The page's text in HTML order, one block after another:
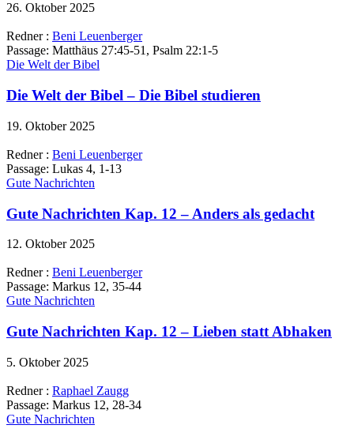
26. Oktober 2025
Redner : Beni Leuenberger
Passage: Matthäus 27:45-51, Psalm 22:1-5
Die Welt der Bibel
Die Welt der Bibel – Die Bibel studieren
19. Oktober 2025
Redner : Beni Leuenberger
Passage: Lukas 4, 1-13
Gute Nachrichten
Gute Nachrichten Kap. 12 – Anders als gedacht
12. Oktober 2025
Redner : Beni Leuenberger
Passage: Markus 12, 35-44
Gute Nachrichten
Gute Nachrichten Kap. 12 – Lieben statt Abhaken
5. Oktober 2025
Redner : Raphael Zaugg
Passage: Markus 12, 28-34
Gute Nachrichten